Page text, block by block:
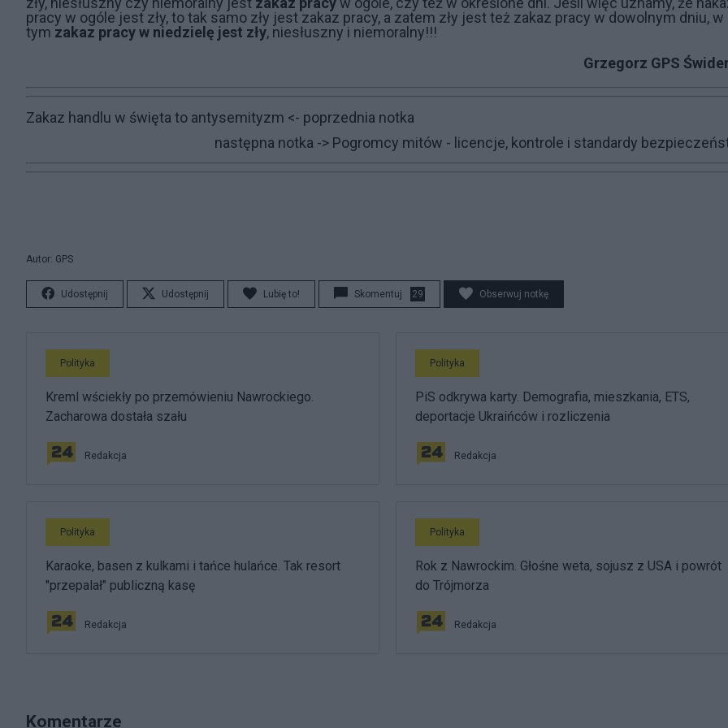
pracy w ogóle jest zły, to tak samo zły jest zakaz pracy, a zatem zły jest też zakaz pracy w dowolnym dniu, w
tym zakaz pracy w niedzielę jest zły, niesłuszny i niemoralny!!!
Grzegorz GPS
Zakaz handlu w święta to antysemityzm <- poprzednia notka
następna notka -> Pogromcy mitów - licencje, kontrole i standardy
Autor: GPS
Udostępnij Udostępnij Lubię to! Skomentuj 29 Obserwuj notkę
Polityka
Kreml wściekły po przemówieniu Nawrockiego.
Zacharowa dostała szału
Redakcja
Polityka
PiS odkrywa karty. Demografia, mieszkania, ETS,
deportacje Ukraińców i rozliczenia
Redakcja
Polityka
Karaoke, basen z kulkami i tańce hulańce. Tak resort
"przepalał" publiczną kasę
Redakcja
Polityka
Rok z Nawrockim. Głośne weta, sojusz z USA i powrót
do Trójmorza
Redakcja
Komentarze